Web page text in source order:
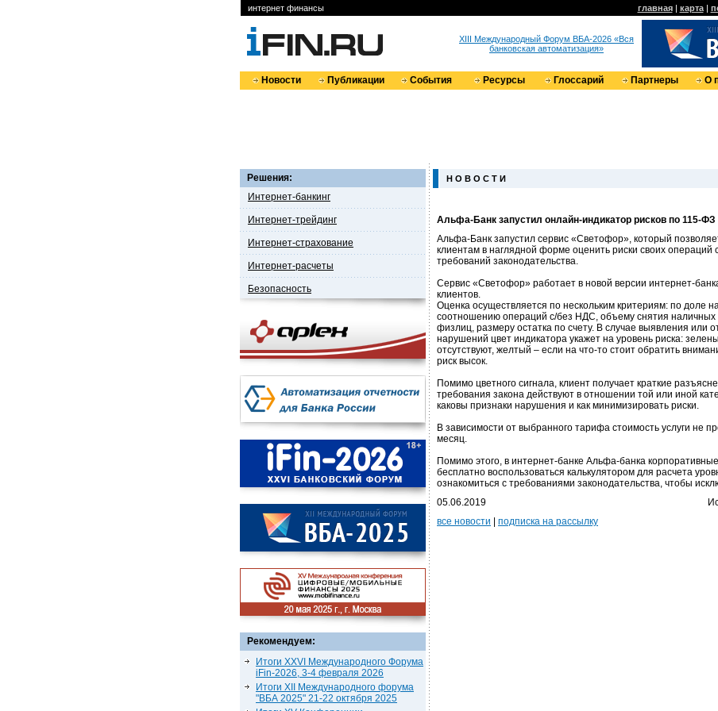
интернет финансы главная| карта|
XIII Международный Форум ВБА-2026 «Вся
банковская автоматизация»
Новости Публикации События Ресурсы Глоссарий Партнеры О
Решения:
Интернет-банкинг
Интернет-трейдинг
Интернет-страхование
Интернет-расчеты
Безопасность
Рекомендуем:
Итоги XXVI Международного Форума
iFin-2026, 3-4 февраля 2026
Итоги XII Международного форума
"ВБА 2025" 21-22 октября 2025
Н О В О С Т И
Альфа-Банк запустил онлайн-индикатор рисков по 115-ФЗ
Альфа-Банк запустил сервис «Светофор», который
клиентам в наглядной форме оценить риски своих операций
требований законодательства.
Сервис «Светофор» работает в новой версии интернет-
клиентов.
Оценка осуществляется по нескольким критериям: по доле
соотношению операций с/без НДС, объему снятия наличных
физлиц, размеру остатка по счету. В случае выявления или
нарушений цвет индикатора укажет на уровень риска:
отсутствуют, желтый – если на что-то стоит обратить
риск высок.
Помимо цветного сигнала, клиент получает краткие
требования закона действуют в отношении той или иной
каковы признаки нарушения и как минимизировать риски.
В зависимости от выбранного тарифа стоимость услуги не
месяц.
Помимо этого, в интернет-банке Альфа-банка
бесплатно воспользоваться калькулятором для расчета
ознакомиться с требованиями законодательства, чтобы
05.06.2019
все новости
подписка на рассылку